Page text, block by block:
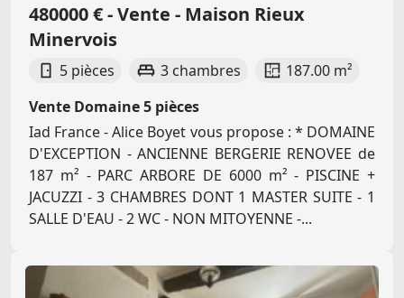
480000 € - Vente - Maison Rieux
Minervois
5 pièces 3 chambres
187.00 m²
Vente Domaine 5 pièces
Iad France - Alice Boyet vous propose : * DOMAINE
D'EXCEPTION - ANCIENNE BERGERIE RENOVEE de
187 m² - PARC ARBORE DE 6000 m² - PISCINE +
JACUZZI - 3 CHAMBRES DONT 1 MASTER SUITE - 1
SALLE D'EAU - 2 WC - NON MITOYENNE -...